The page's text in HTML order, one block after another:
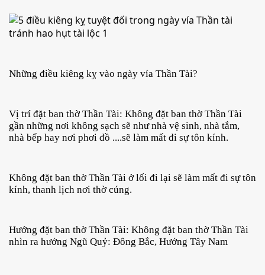
Những điều kiêng kỵ vào ngày vía Thần Tài?
Vị trí đặt ban thờ Thần Tài: Không đặt ban thờ Thần Tài
gần những nơi không sạch sẽ như nhà vệ sinh, nhà tắm,
nhà bếp hay nơi phơi đồ ....sẽ làm mất đi sự tôn kính.
Không đặt ban thờ Thần Tài ở lối đi lại sẽ làm mất đi sự tôn
kính, thanh lịch nơi thờ cúng.
Hướng đặt ban thờ Thần Tài: Không đặt ban thờ Thần Tài
nhìn ra hướng Ngũ Quỷ: Đông Bắc, Hướng Tây Nam